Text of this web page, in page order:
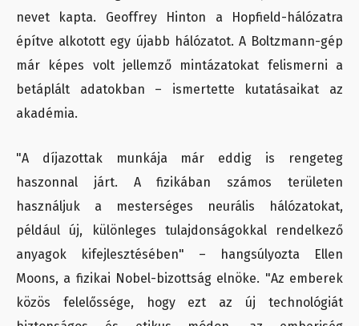
nevet kapta. Geoffrey Hinton a Hopfield-hálózatra
építve alkotott egy újabb hálózatot. A Boltzmann-gép
már képes volt jellemző mintázatokat felismerni a
betáplált adatokban – ismertette kutatásaikat az
akadémia.
"A díjazottak munkája már eddig is rengeteg
haszonnal járt. A fizikában számos területen
használjuk a mesterséges neurális hálózatokat,
például új, különleges tulajdonságokkal rendelkező
anyagok kifejlesztésében" – hangsúlyozta Ellen
Moons, a fizikai Nobel-bizottság elnöke. "Az emberek
közös felelőssége, hogy ezt az új technológiát